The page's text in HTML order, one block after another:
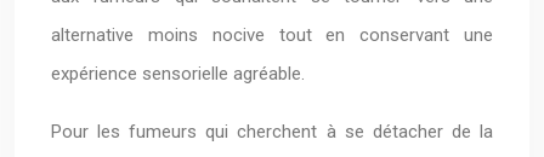
alternative moins nocive tout en conservant une
expérience sensorielle agréable.
Pour les fumeurs qui cherchent à se détacher de la